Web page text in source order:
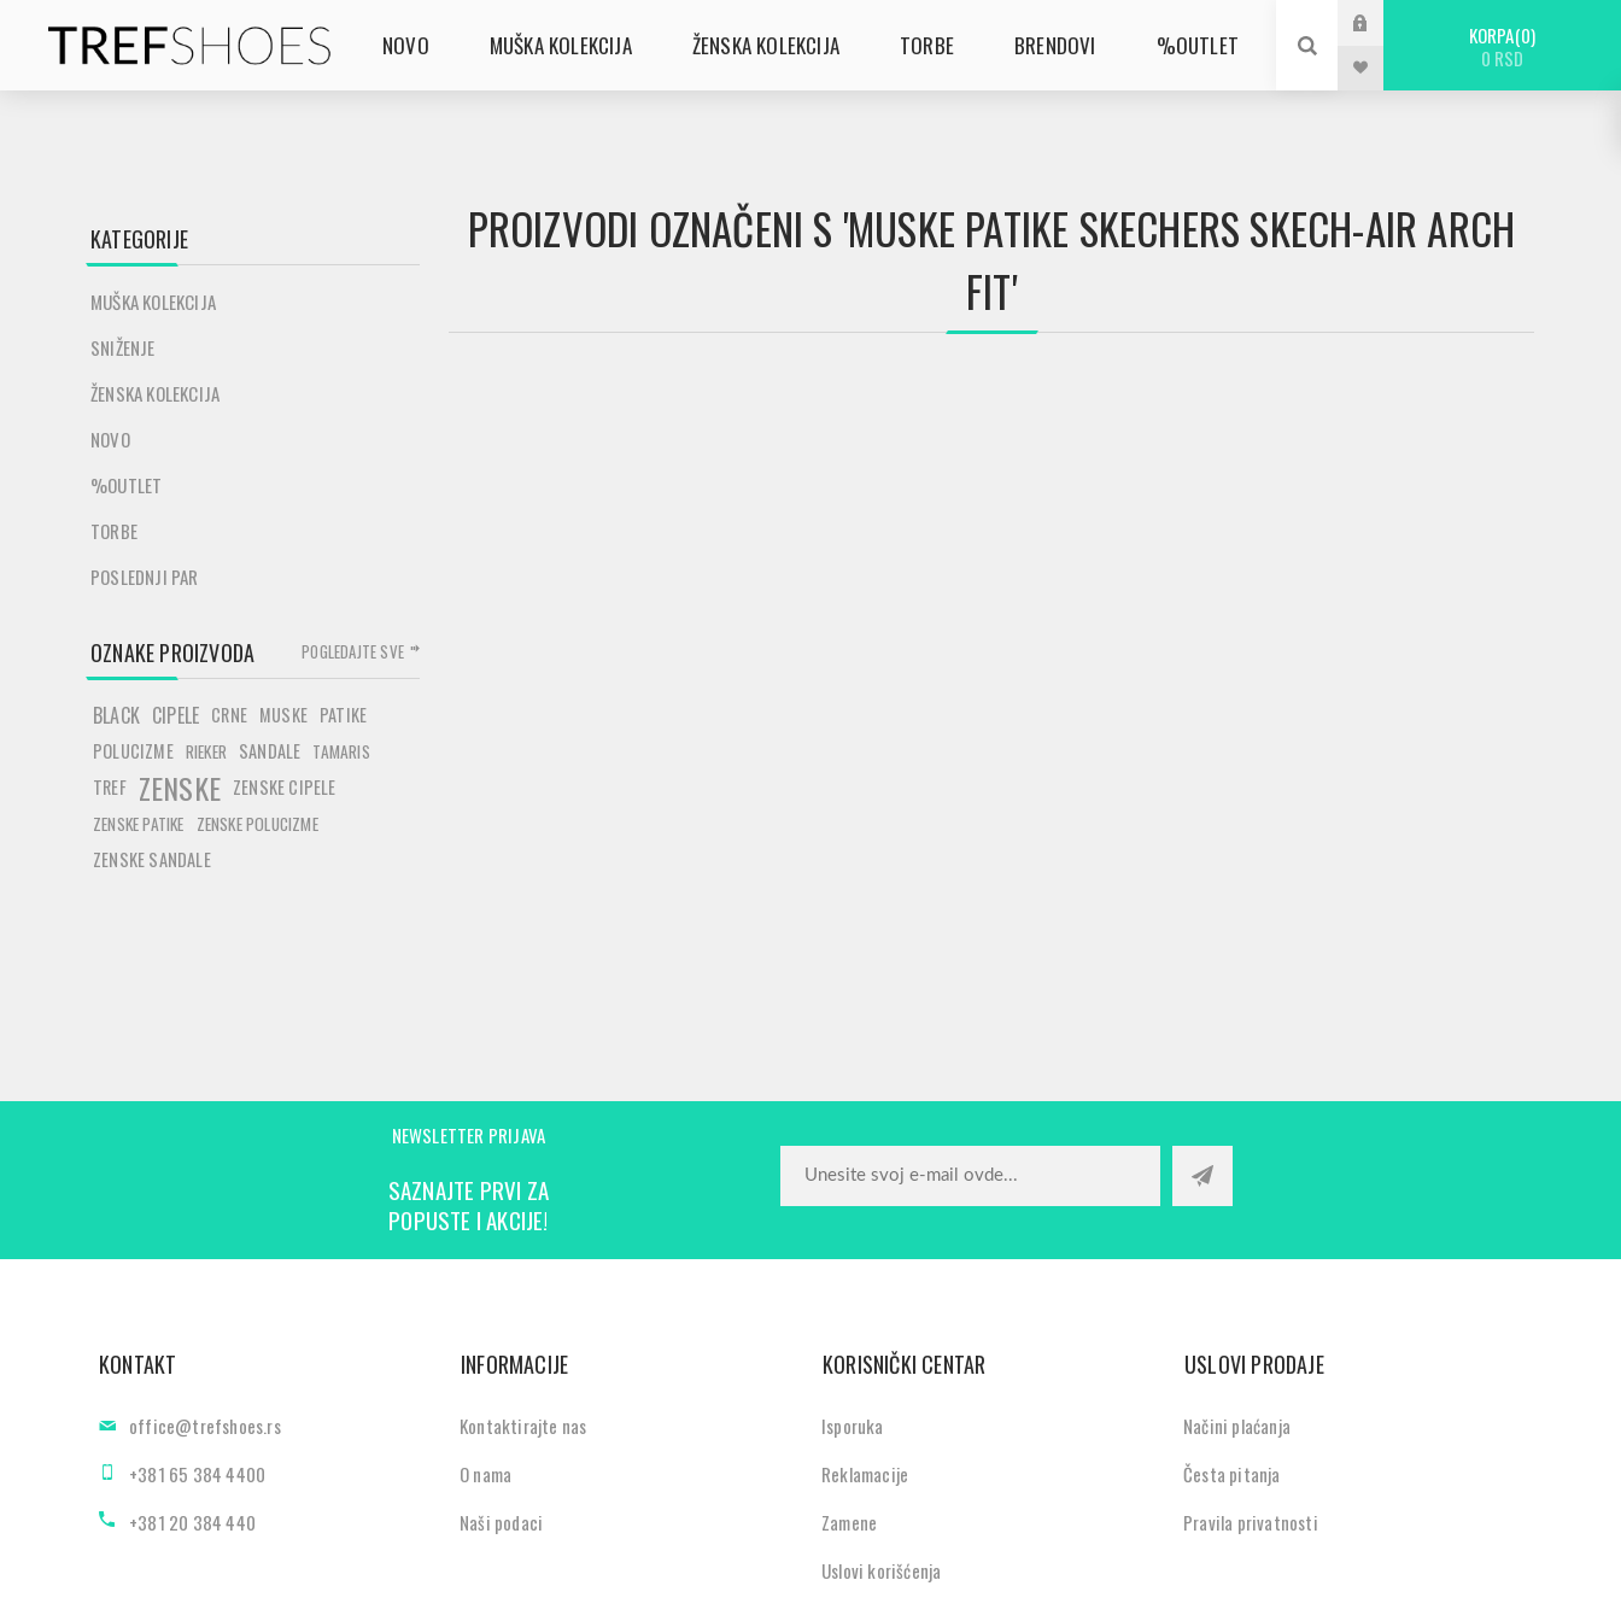
NOVO MUŠKA KOLEKCIJA ŽENSKA KOLEKCIJA TORBE BRENDOVI %OUTLET KORPA 0
0 RSD
PROIZVODI OZNAČENI S 'MUSKE PATIKE SKECHERS SKECH-AIR ARCH
FIT'
KATEGORIJE
MUŠKA KOLEKCIJA
SNIŽENJE
ŽENSKA KOLEKCIJA
NOVO
%OUTLET
TORBE
POSLEDNJI PAR
OZNAKE PROIZVODA
BLACK CIPELE CRNE MUSKE PATIKE
POLUCIZME RIEKER SANDALE TAMARIS
TREF ZENSKE ZENSKE CIPELE
ZENSKE PATIKE ZENSKE POLUCIZME
ZENSKE SANDALE
POGLEDAJTE SVE
NEWSLETTER PRIJAVA
SAZNAJTE PRVI ZA
POPUSTE I AKCIJE!
KONTAKT
office@trefshoes.rs
+381 65 384 4400
+381 20 384 440
INFORMACIJE
Kontaktirajte nas
O nama
Naši podaci
KORISNIČKI CENTAR
Isporuka
Reklamacije
Zamene
Uslovi korišćenja
USLOVI PRODAJE
Načini plaćanja
Česta pitanja
Pravila privatnosti